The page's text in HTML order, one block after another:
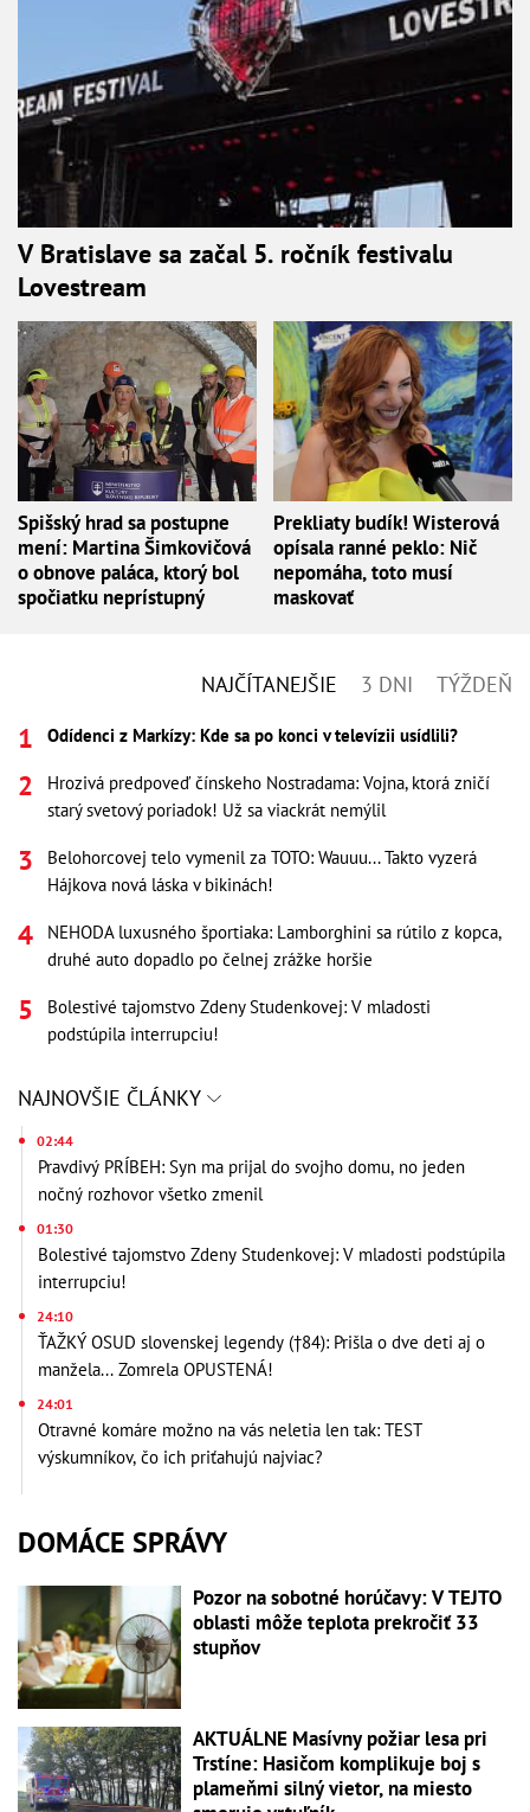
V Bratislave sa začal 5. ročník festivalu
Lovestream
Spišský hrad sa postupne
mení: Martina Šimkovičová
o obnove paláca, ktorý bol
spočiatku neprístupný
Prekliaty budík! Wisterová
opísala ranné peklo: Nič
nepomáha, toto musí
maskovať
NAJČÍTANEJŠIE 3 DNI TÝŽDEŇ
Odídenci z Markízy: Kde sa po konci v televízii usídlili?
Hrozivá predpoveď čínskeho Nostradama: Vojna, ktorá zničí
starý svetový poriadok! Už sa viackrát nemýlil
Belohorcovej telo vymenil za TOTO: Wauuu... Takto vyzerá
Hájkova nová láska v bikinách!
NEHODA luxusného športiaka: Lamborghini sa rútilo z kopca,
druhé auto dopadlo po čelnej zrážke horšie
Bolestivé tajomstvo Zdeny Studenkovej: V mladosti
podstúpila interrupciu!
NAJNOVŠIE ČLÁNKY
02:44
Pravdivý PRÍBEH: Syn ma prijal do svojho domu, no jeden
nočný rozhovor všetko zmenil
01:30
Bolestivé tajomstvo Zdeny Studenkovej: V mladosti podstúpila
interrupciu!
24:10
ŤAŽKÝ OSUD slovenskej legendy (†84): Prišla o dve deti aj o
manžela... Zomrela OPUSTENÁ!
24:01
Otravné komáre možno na vás neletia len tak: TEST
výskumníkov, čo ich priťahujú najviac?
DOMÁCE SPRÁVY
Pozor na sobotné horúčavy: V TEJTO
oblasti môže teplota prekročiť 33
stupňov
AKTUÁLNE Masívny požiar lesa pri
Trstíne: Hasičom komplikuje boj s
plameňmi silný vietor, na miesto